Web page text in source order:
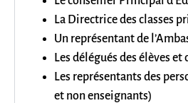
La Directrice des classes
Un représentant de
Les délégués des élèves et
Les représentants des
et non enseignants)